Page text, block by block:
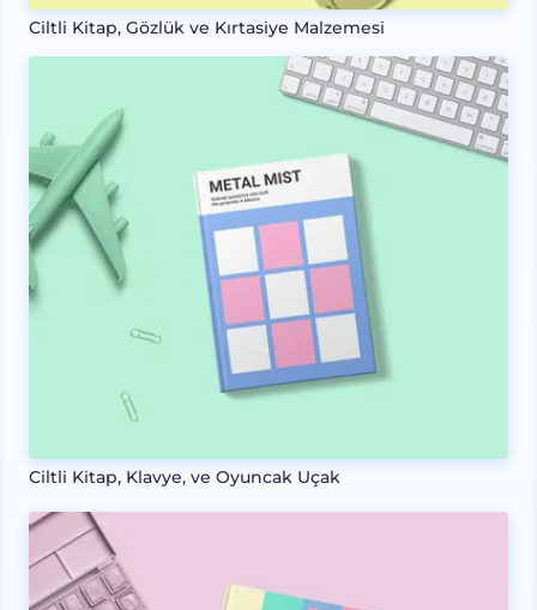
Ciltli Kitap, Gözlük ve Kırtasiye Malzemesi
Ciltli Kitap, Klavye, ve Oyuncak Uçak